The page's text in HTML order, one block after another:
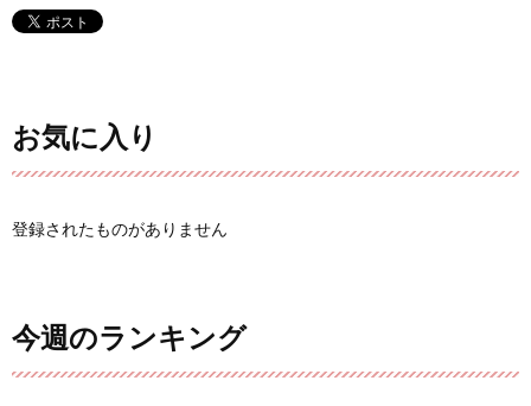
お気に入り
登録されたものがありません
今週のランキング